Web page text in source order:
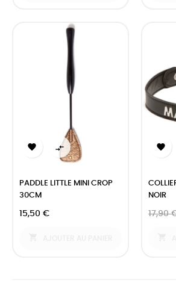
 
PADDLE LITTLE MINI CROP
30CM
15,50 €

NOIR
17,90